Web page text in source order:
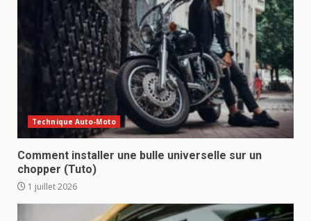
Technique Auto-Moto
Comment installer une bulle universelle sur un
chopper (Tuto)
1 juillet 2026